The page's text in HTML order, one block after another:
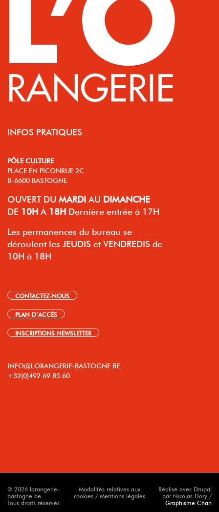
INFOS PRATIQUES
PÔLE CULTURE
PLACE EN PICONRUE 2C
B-6600 BASTOGNE
OUVERT DU MARDI AU DIMANCHE
DE 10H À 18H Dernière entrée à 17H
Les permanences du bureau se
déroulent les JEUDIS et VENDREDIS de
10H à 18H
CONTACTEZ-NOUS
PLAN D’ACCÈS
INSCRIPTIONS NEWSLETTER
INFO@LORANGERIE-BASTOGNE.BE
+32(0)492 69 85 60
© 2026 lorangerie-
bastogne.be
Tous droits réservés
Modalités relatives aux
cookies / Mentions légales
Réalisé avec Drupal
par Nicolas Dory /
Graphisme Chan